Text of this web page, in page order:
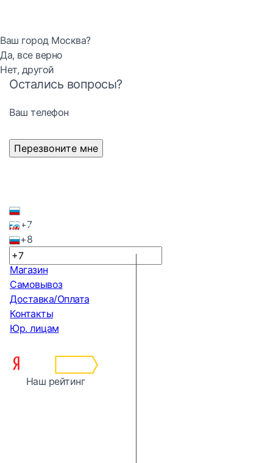
Ваш город Москва?
Да, все верно
Нет, другой
Остались вопросы?
Ваш телефон
+7
+8
Перезвоните мне
Магазин
Самовывоз
Доставка/Оплата
Контакты
Юр. лицам
Наш рейтинг